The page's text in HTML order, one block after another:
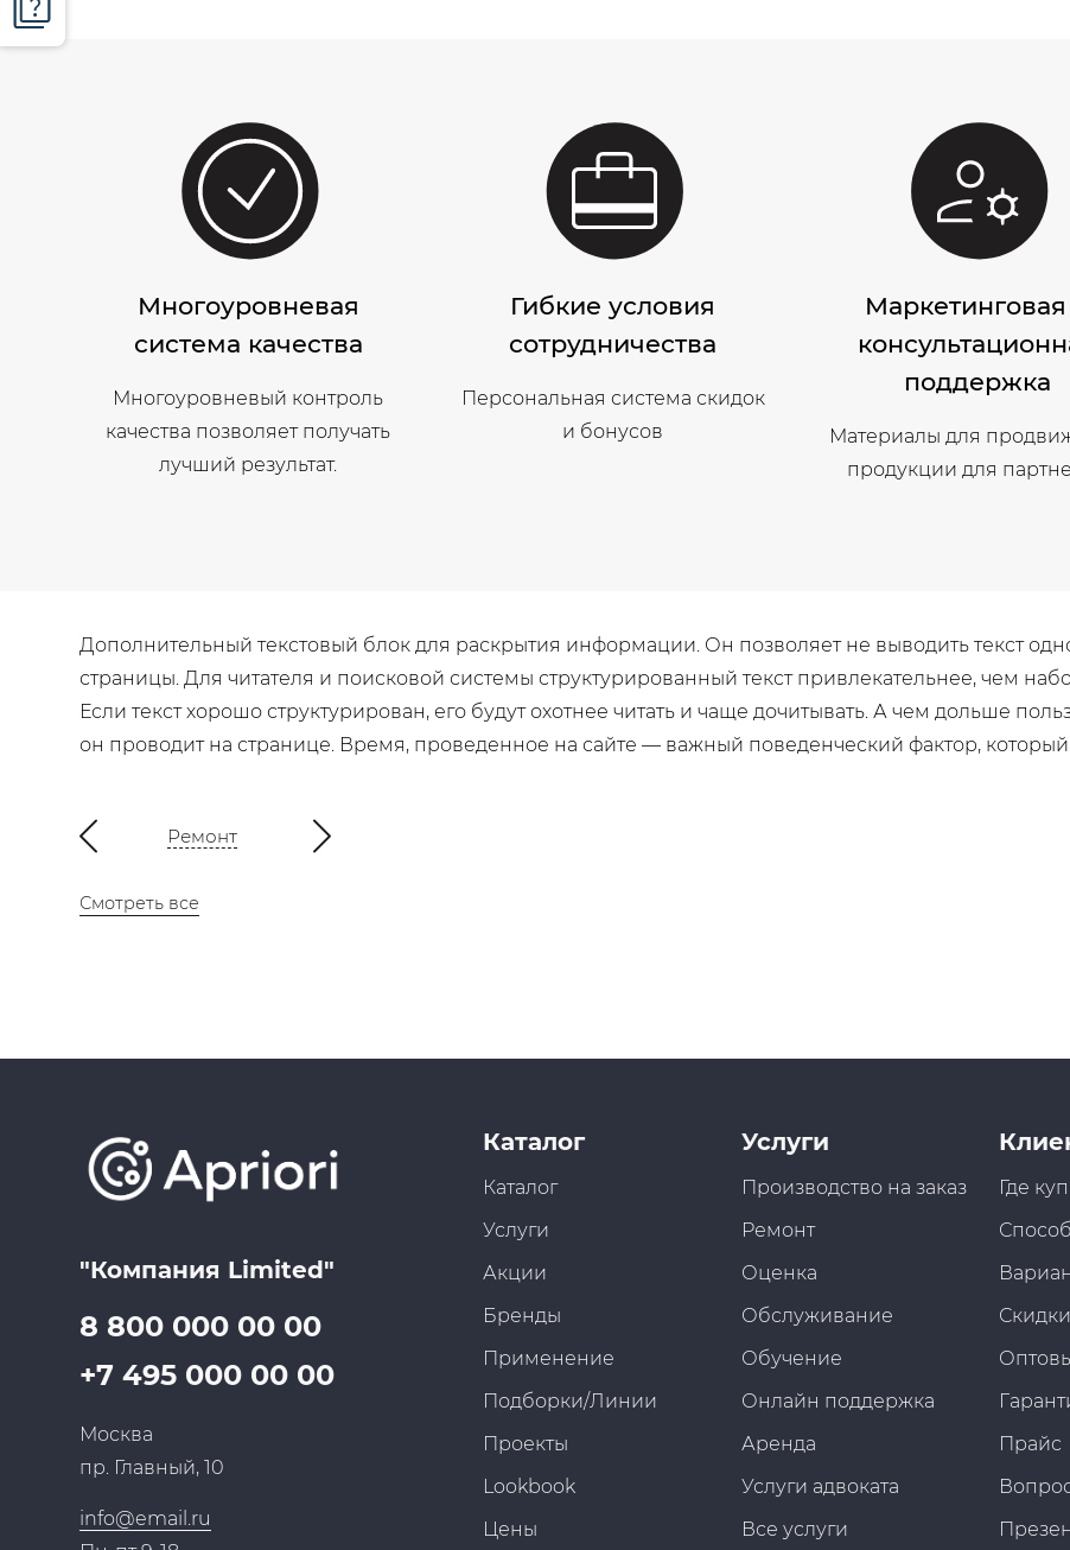
Многоуровневая
система качества
Многоуровневый контроль
качества позволяет получать
лучший результат.
Гибкие условия
сотрудничества
Персональная система скидок
и бонусов
поддержка
Материалы для
продукции для
Дополнительный текстовый блок для раскрытия информации. Он позволяет не выводить текст
страницы. Для читателя и поисковой системы структурированный текст привлекательнее, чем
Если текст хорошо структурирован, его будут охотнее читать и чаще дочитывать. А чем дольше
он проводит на странице. Время, проведенное на сайте — важный поведенческий фактор,
Ремонт
Смотреть все
"Компания Limited"
8 800 000 00 00
+7 495 000 00 00
Москва
пр. Главный, 10
info@email.ru
Каталог
Каталог
Услуги
Акции
Бренды
Применение
Подборки/Линии
Проекты
Lookbook
Цены
Услуги
Производство на заказ
Ремонт
Оценка
Обслуживание
Обучение
Онлайн поддержка
Аренда
Услуги адвоката
Все услуги
Где
Прайс